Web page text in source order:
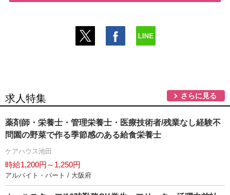
求人特集 さらに見る
薬剤師・栄養士・管理栄養士・医療技術者/残業なし経験不
問園の野菜で作る季節感のある給食栄養士
ケアハウス池田
時給1,200円～1,250円
アルバイト・パート / 大阪府